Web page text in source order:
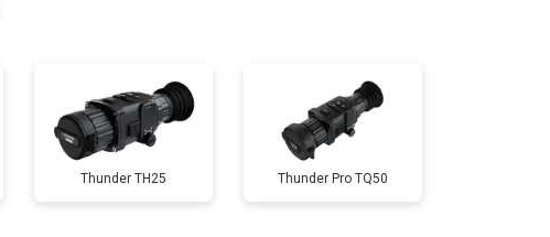
Thunder TH25 Thunder Pro TQ50